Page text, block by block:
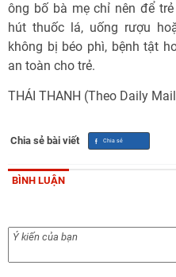
ông bố bà mẹ chỉ nên để
hút thuốc lá, uống rượu
không bị béo phì, bệnh tật
an toàn cho trẻ.
THÁI THANH (Theo Daily
Chia sẻ bài viết
BÌNH LUẬN